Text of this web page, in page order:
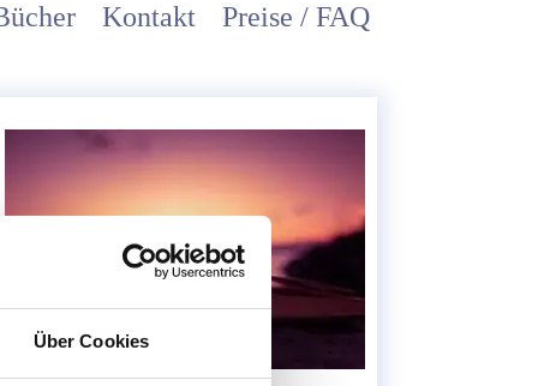
Über Cookies
Kontakt Preise / FAQ